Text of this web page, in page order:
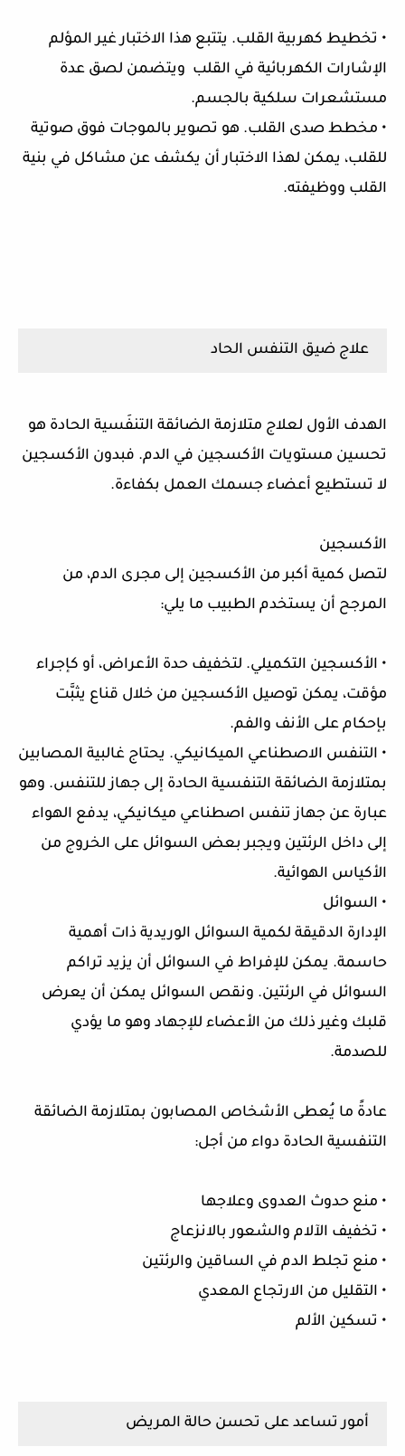
• تخطيط كهربية القلب. يتتبع هذا الاختبار غير المؤلم
الإشارات الكهربائية في القلب ويتضمن لصق عدة
مستشعرات سلكية بالجسم.
• مخطط صدى القلب. هو تصوير بالموجات فوق صوتية
للقلب، يمكن لهذا الاختبار أن يكشف عن مشاكل في بنية
القلب ووظيفته.
علاج ضيق التنفس الحاد
الهدف الأول لعلاج متلازمة الضائقة التنفَسية الحادة هو
تحسين مستويات الأكسجين في الدم. فبدون الأكسجين
لا تستطيع أعضاء جسمك العمل بكفاءة.
الأكسجين
لتصل كمية أكبر من الأكسجين إلى مجرى الدم، من
المرجح أن يستخدم الطبيب ما يلي:
• الأكسجين التكميلي. لتخفيف حدة الأعراض، أو كإجراء
مؤقت، يمكن توصيل الأكسجين من خلال قناع يثبَّت
بإحكام على الأنف والفم.
• التنفس الاصطناعي الميكانيكي. يحتاج غالبية المصابين
بمتلازمة الضائقة التنفسية الحادة إلى جهاز للتنفس. وهو
عبارة عن جهاز تنفس اصطناعي ميكانيكي، يدفع الهواء
إلى داخل الرئتين ويجبر بعض السوائل على الخروج من
الأكياس الهوائية.
• السوائل
الإدارة الدقيقة لكمية السوائل الوريدية ذات أهمية
حاسمة. يمكن للإفراط في السوائل أن يزيد تراكم
السوائل في الرئتين. ونقص السوائل يمكن أن يعرض
قلبك وغير ذلك من الأعضاء للإجهاد وهو ما يؤدي
للصدمة.
عادةً ما يُعطى الأشخاص المصابون بمتلازمة الضائقة
التنفسية الحادة دواء من أجل:
• منع حدوث العدوى وعلاجها
• تخفيف الآلام والشعور بالانزعاج
• منع تجلط الدم في الساقين والرئتين
• التقليل من الارتجاع المعدي
• تسكين الألم
أمور تساعد على تحسن حالة المريض